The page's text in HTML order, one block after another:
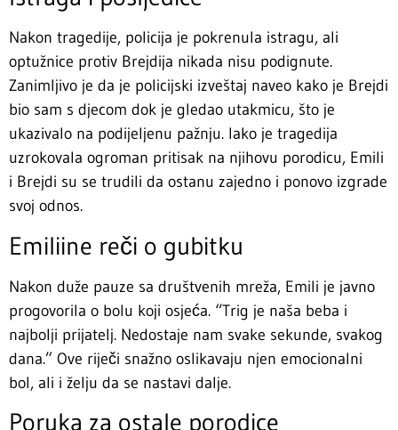
Nakon tragedije, policija je pokrenula istragu, ali
optužnice protiv Brejdija nikada nisu podignute.
Zanimljivo je da je policijski izveštaj naveo kako je Brejdi
bio sam s djecom dok je gledao utakmicu, što je
ukazivalo na podijeljenu pažnju. Iako je tragedija
uzrokovala ogroman pritisak na njihovu porodicu, Emili
i Brejdi su se trudili da ostanu zajedno i ponovo izgrade
svoj odnos.
Emiliine reči o gubitku
Nakon duže pauze sa društvenih mreža, Emili je javno
progovorila o bolu koji osjeća. “Trig je naša beba i
najbolji prijatelj. Nedostaje nam svake sekunde, svakog
dana.” Ove riječi snažno oslikavaju njen emocionalni
bol, ali i želju da se nastavi dalje.
Poruka za ostale porodice